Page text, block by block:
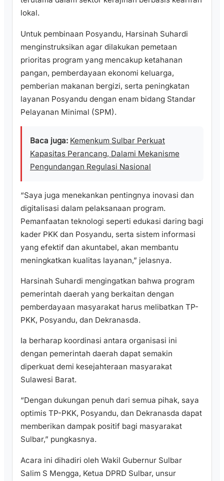
lokal.
Untuk pembinaan Posyandu, Harsinah Suhardi
menginstruksikan agar dilakukan pemetaan
prioritas program yang mencakup ketahanan
pangan, pemberdayaan ekonomi keluarga,
pemberian makanan bergizi, serta peningkatan
layanan Posyandu dengan enam bidang Standar
Pelayanan Minimal (SPM).
Baca juga: Kemenkum Sulbar Perkuat
Kapasitas Perancang, Dalami Mekanisme
Pengundangan Regulasi Nasional
“Saya juga menekankan pentingnya inovasi dan
digitalisasi dalam pelaksanaan program.
Pemanfaatan teknologi seperti edukasi daring bagi
kader PKK dan Posyandu, serta sistem informasi
yang efektif dan akuntabel, akan membantu
meningkatkan kualitas layanan,” jelasnya.
Harsinah Suhardi mengingatkan bahwa program
pemerintah daerah yang berkaitan dengan
pemberdayaan masyarakat harus melibatkan TP-
PKK, Posyandu, dan Dekranasda.
Ia berharap koordinasi antara organisasi ini
dengan pemerintah daerah dapat semakin
diperkuat demi kesejahteraan masyarakat
Sulawesi Barat.
“Dengan dukungan penuh dari semua pihak, saya
optimis TP-PKK, Posyandu, dan Dekranasda dapat
memberikan dampak positif bagi masyarakat
Sulbar,” pungkasnya.
Acara ini dihadiri oleh Wakil Gubernur Sulbar
Salim S Mengga, Ketua DPRD Sulbar, unsur